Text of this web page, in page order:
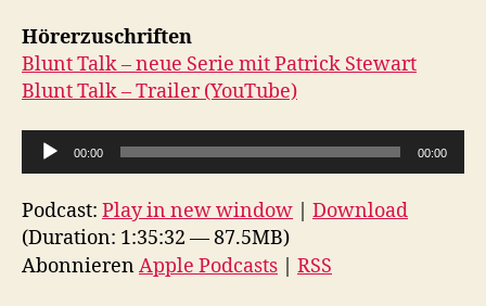
Hörerzuschriften
Blunt Talk – neue Serie mit Patrick Stewart
Blunt Talk – Trailer (YouTube)
u
d
i
o
00:00 00:00
Podcast: Play in new window
Download
(Duration: 1:35:32 — 87.5MB)
AbonnierenApple Podcasts RSS